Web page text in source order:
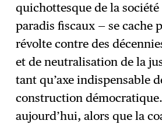
quichottesque de la
paradis fiscaux — se cache
révolte contre des
et de neutralisation de la
tant qu’axe indispensable
construction
aujourd’hui, alors que la